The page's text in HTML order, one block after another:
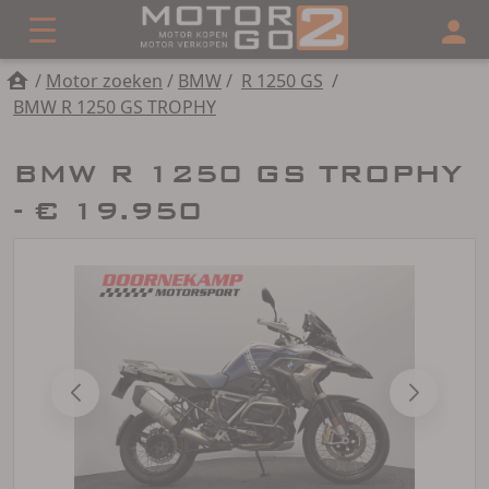
/ Motor zoeken / BMW/ R 1250 GS /
BMW R 1250 GS TROPHY
BMW R 1250 GS TROPHY
- € 19.950